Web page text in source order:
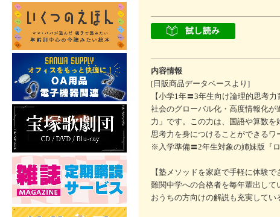
内容情報
[日販商品データベースより]
【小学1年〓3年生向け論理的思考力
社会のグローバル化・高度情報化
力」です。この力は、国語や算数
思考力を身につけることができるワ
※入学準備〓2年生対象の姉妹版『
【塾メソッドを家庭で手軽に体験で
難関中学への合格者を毎年輩出して
おうちの方向けの解説も充実してい